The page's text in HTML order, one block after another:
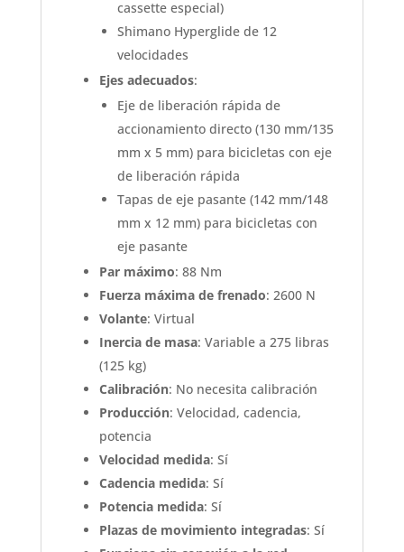
cassette especial)
Shimano Hyperglide de 12
velocidades
Ejes adecuados:
Eje de liberación rápida de
accionamiento directo (130 mm/135
mm x 5 mm) para bicicletas con eje
de liberación rápida
Tapas de eje pasante (142 mm/148
mm x 12 mm) para bicicletas con
eje pasante
Par máximo: 88 Nm
Fuerza máxima de frenado: 2600 N
Volante: Virtual
Inercia de masa: Variable a 275 libras
(125 kg)
Calibración: No necesita calibración
Producción: Velocidad, cadencia,
potencia
Velocidad medida: Sí
Cadencia medida: Sí
Potencia medida: Sí
Plazas de movimiento integradas: Sí